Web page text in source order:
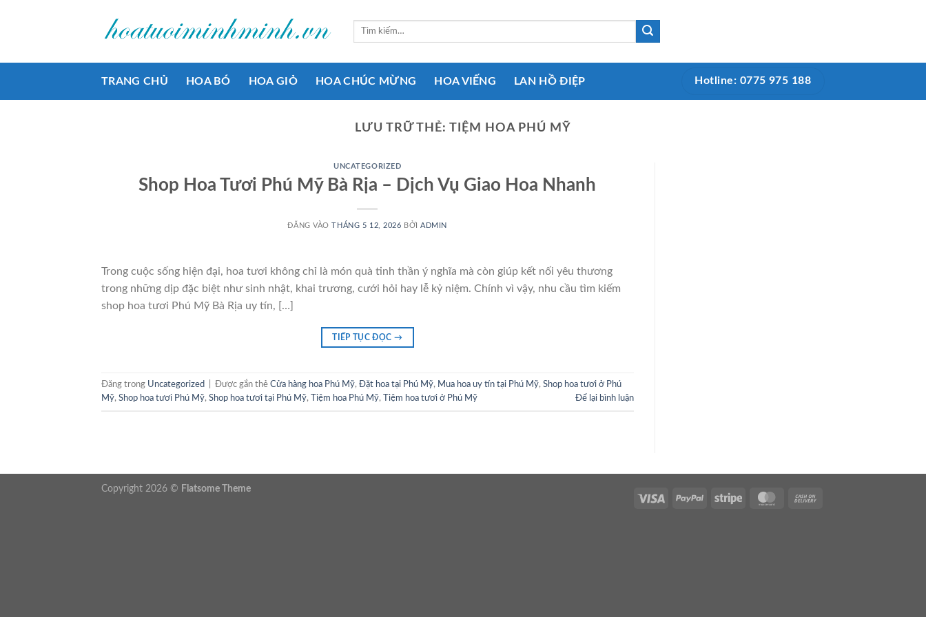
Tìm
TRANG CHỦ HOA BÓ HOA GIỎ HOA CHÚC MỪNG HOA VIẾNG LAN HỒ ĐIỆP Hotline: 0775 975 188
LƯU TRỮ THẺ:TIỆM HOA PHÚ MỸ
UNCATEGORIZED
Shop Hoa Tươi Phú Mỹ Bà Rịa – Dịch Vụ Giao Hoa Nhanh
ĐĂNG VÀOTHÁNG 5 12, 2026 BỞIADMIN
Trong cuộc sống hiện đại, hoa tươi không chỉ là món quà tinh thần ý nghĩa mà còn giúp kết nối yêu thương
trong những dịp đặc biệt như sinh nhật, khai trương, cưới hỏi hay lễ kỷ niệm. Chính vì vậy, nhu cầu tìm kiếm
shop hoa tươi Phú Mỹ Bà Rịa uy tín, […]
TIẾP TỤC ĐỌC →
Đăng trong Uncategorized Được gắn thẻ Cửa hàng hoa Phú Mỹ, Đặt hoa tại Phú Mỹ, Mua hoa uy tín tại Phú Mỹ, Shop hoa tươi ở Phú
Mỹ, Shop hoa tươi Phú Mỹ, Shop hoa tươi tại Phú Mỹ, Tiệm hoa Phú Mỹ, Tiệm hoa tươi ở Phú Mỹ Để lại bình luận
Copyright 2026 © Flatsome Theme